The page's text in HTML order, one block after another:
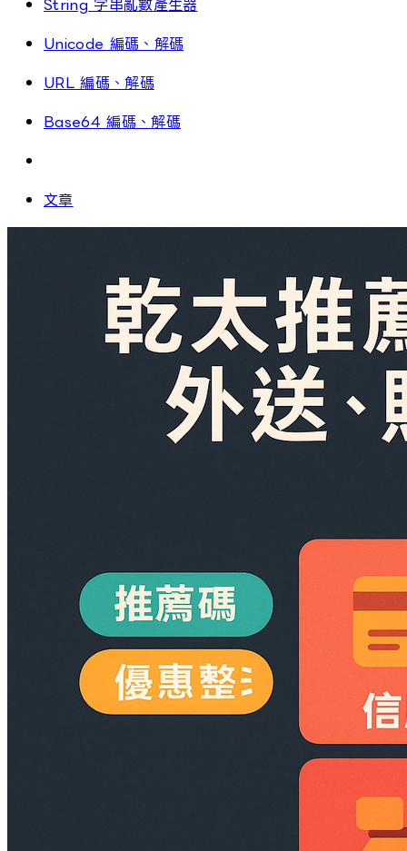
String 字串亂數產生器
Unicode 編碼、解碼
URL 編碼、解碼
Base64 編碼、解碼
文章